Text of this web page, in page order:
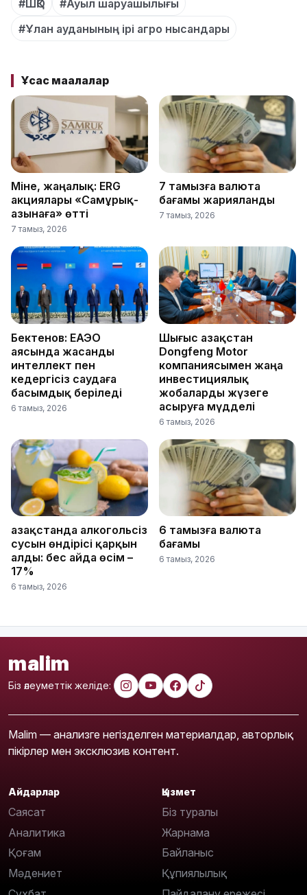
#ШҚО
#Ауыл шаруашылығы
#Ұлан ауданының ірі агро нысандары
Ұқсас мақалалар
Міне, жаңалық: ERG
акциялары «Самұрық-
Қазынаға» өтті
7 тамыз, 2026
7 тамызға валюта
бағамы жарияланды
7 тамыз, 2026
Бектенов: ЕАЭО
аясында жасанды
интеллект пен
кедергісіз саудаға
басымдық беріледі
6 тамыз, 2026
Шығыс Қазақстан
Dongfeng Motor
компаниясымен жаңа
инвестициялық
жобаларды жүзеге
асыруға мүдделі
6 тамыз, 2026
Қазақстанда алкогольсіз
сусын өндірісі қарқын
алды: бес айда өсім –
17%
6 тамыз, 2026
6 тамызға валюта
бағамы
6 тамыз, 2026
malim
Біз әлеуметтік желіде:
Malim — анализге негізделген материалдар, авторлық
пікірлер мен эксклюзив контент.
Айдарлар
Саясат
Аналитика
Қоғам
Мәдениет
Қызмет
Біз туралы
Жарнама
Байланыс
Құпиялылық